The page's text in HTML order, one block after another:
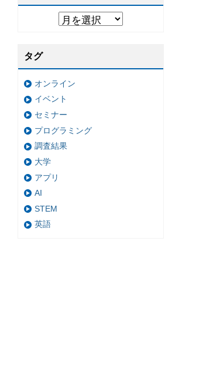
タグ
オンライン
イベント
セミナー
プログラミング
調査結果
大学
アプリ
AI
STEM
英語